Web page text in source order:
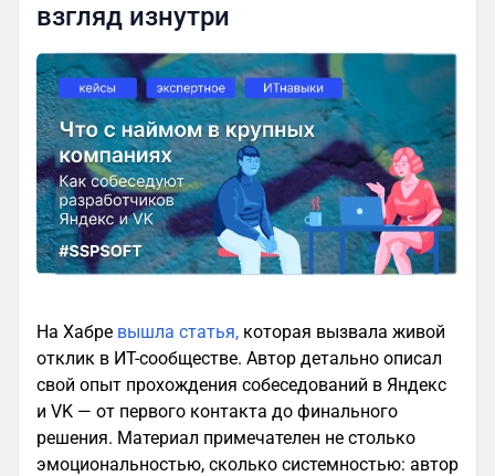
взгляд изнутри
На Хабре вышла статья, которая вызвала живой
отклик в ИТ-сообществе. Автор детально описал
свой опыт прохождения собеседований в Яндекс
и VK — от первого контакта до финального
решения. Материал примечателен не столько
эмоциональностью, сколько системностью: автор